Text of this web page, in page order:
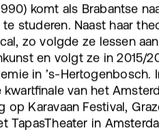
komt als Brabantse
studeren. Naast haar
zo volgde ze lessen
en volgt ze in 2015/
in ’s-
kwartfinale van het
op Karavaan Festival,
TapasTheater in